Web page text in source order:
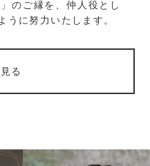
のご縁を、仲人役とし
うに努力いたします。
る